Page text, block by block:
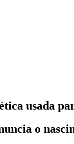
usada
o